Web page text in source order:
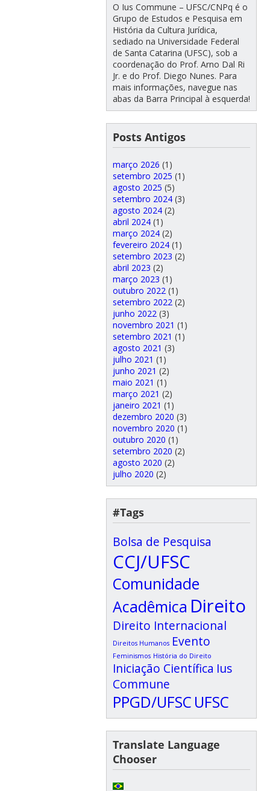
O Ius Commune – UFSC/CNPq é o
Grupo de Estudos e Pesquisa em
História da Cultura Jurídica,
sediado na Universidade Federal
de Santa Catarina (UFSC), sob a
coordenação do Prof. Arno Dal Ri
Jr. e do Prof. Diego Nunes. Para
mais informações, navegue nas
abas da Barra Principal à esquerda!
Posts Antigos
março 2026 (1)
setembro 2025 (1)
agosto 2025 (5)
setembro 2024(3)
agosto 2024(2)
abril 2024(1)
março 2024(2)
fevereiro 2024(1)
setembro 2023 (2)
abril 2023 (2)
março 2023 (1)
outubro 2022 (1)
setembro 2022 (2)
junho 2022 (3)
novembro 2021 (1)
setembro 2021 (1)
agosto 2021 (3)
julho 2021 (1)
junho 2021 (2)
maio 2021 (1)
março 2021 (2)
janeiro 2021 (1)
dezembro 2020 (3)
novembro 2020 (1)
outubro 2020 (1)
setembro 2020 (2)
agosto 2020 (2)
julho 2020 (2)
#Tags
Bolsa de Pesquisa
CCJ/UFSC
Comunidade
Acadêmica Direito
Direito Internacional
Direitos Humanos Evento
Feminismos História do Direito
Iniciação Científica Ius
Commune
PPGD/UFSC UFSC
Translate Language
Chooser